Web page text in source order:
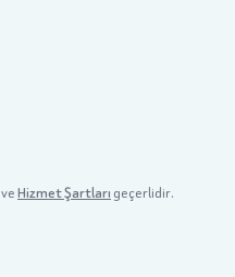
veHizmet Şartları geçerlidir.